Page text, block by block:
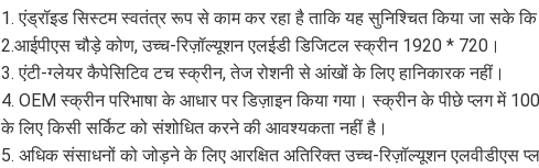
1. एंड्रॉइड सिस्टम स्वतंत्र रूप से काम कर रहा है ताकि यह सुनिश्चित किया जा सके
2.आईपीएस चौड़े कोण, उच्च-रिज़ॉल्यूशन एलईडी डिजिटल स्क्रीन 1920 * 720।
3. एंटी-ग्लेयर कैपेसिटिव टच स्क्रीन, तेज रोशनी से आंखों के लिए हानिकारक नहीं।
4. OEM स्क्रीन परिभाषा के आधार पर डिज़ाइन किया गया। स्क्रीन के पीछे प्लग में
के लिए किसी सर्किट को संशोधित करने की आवश्यकता नहीं है।
5. अधिक संसाधनों को जोड़ने के लिए आरक्षित अतिरिक्त उच्च-रिज़ॉल्यूशन एलवीडीएस